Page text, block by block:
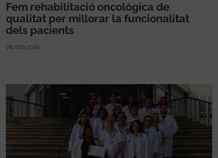
Fem rehabilitació oncològica de
qualitat per millorar la funcionalitat
dels pacients
08/02/2026